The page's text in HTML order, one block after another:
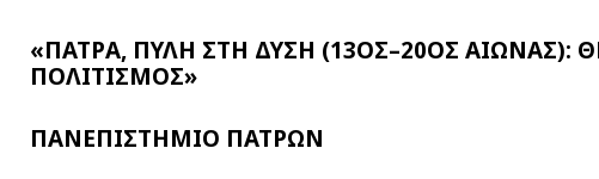
«ΠΑΤΡΑ, ΠΥΛΗ ΣΤΗ ΔΥΣΗ (13ΟΣ–20ΟΣ
ΠΟΛΙΤΙΣΜΟΣ»
ΠΑΝΕΠΙΣΤΗΜΙΟ ΠΑΤΡΩΝ